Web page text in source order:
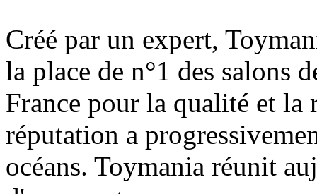
Créé par un expert,
la place de n°1 des salons
France pour la qualité et la
réputation a
océans. Toymania réunit